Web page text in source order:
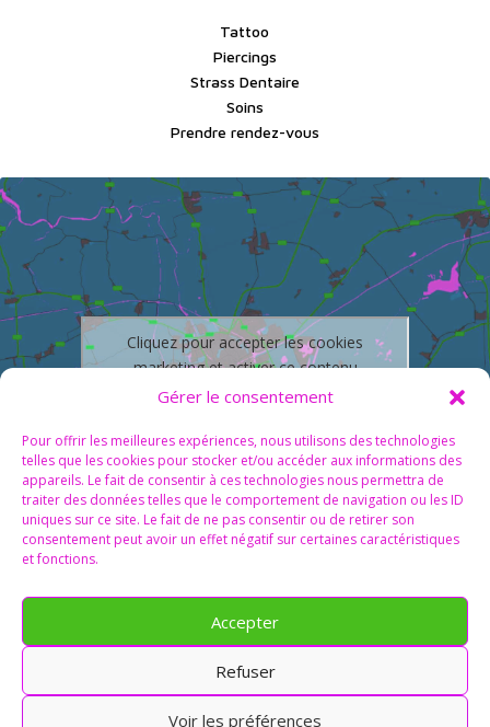
Gérer le consentement
Pour offrir les meilleures expériences, nous utilisons des technologies
telles que les cookies pour stocker et/ou accéder aux informations des
appareils. Le fait de consentir à ces technologies nous permettra de
traiter des données telles que le comportement de navigation ou les ID
uniques sur ce site. Le fait de ne pas consentir ou de retirer son
consentement peut avoir un effet négatif sur certaines caractéristiques
et fonctions.
Accepter
Refuser
Voir les préférences
Tattoo
Piercings
Strass Dentaire
Soins
Prendre rendez-vous
Cliquez pour accepter les cookies
marketing et activer ce contenu